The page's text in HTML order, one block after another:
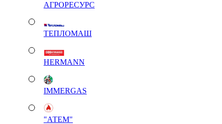
АГРОРЕСУРС
ТЕПЛОМАШ
HERMANN
IMMERGAS
"АТЕМ"